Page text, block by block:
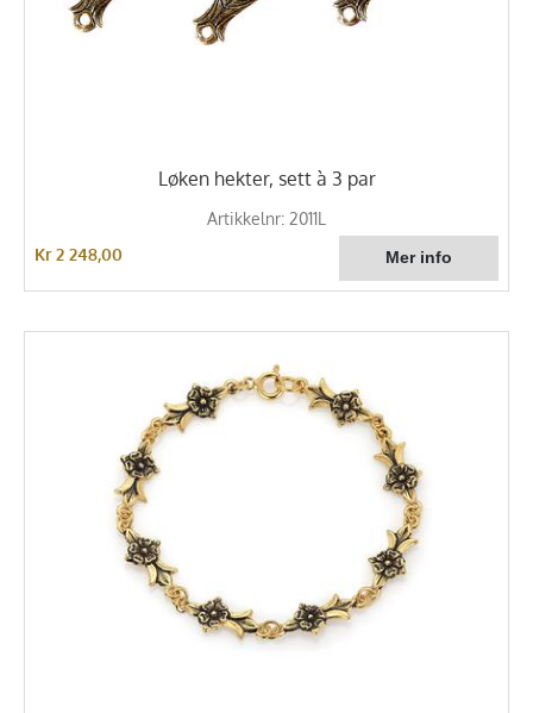
Løken hekter, sett à 3 par
Artikkelnr: 2011L
Kr 2 248,00